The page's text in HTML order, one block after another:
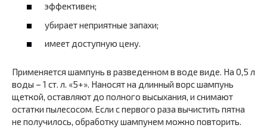
эффективен;
убирает неприятные запахи;
имеет доступную цену.
Применяется шампунь в разведенном в воде виде. На 0,5 л
воды – 1 ст. л. «5+». Наносят на длинный ворс шампунь
щеткой, оставляют до полного высыхания, и снимают
остатки пылесосом. Если с первого раза вычистить пятна
не получилось, обработку шампунем можно повторить.